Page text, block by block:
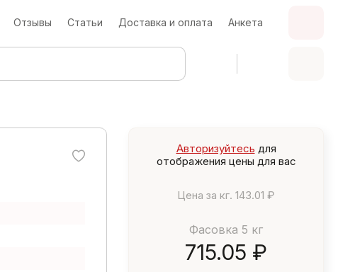
Отзывы Статьи Доставка и оплата Анкета
Авторизуйтесь для
отображения цены для вас
Цена за кг. 143.01 ₽
Фасовка 5 кг
715.05 ₽